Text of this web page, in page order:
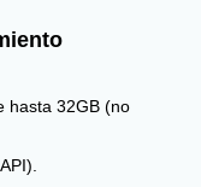
hasta 32GB (no